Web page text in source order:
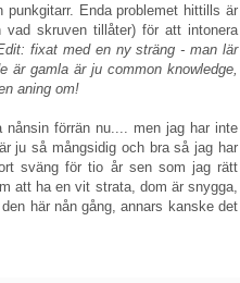
Enda problemet hittills är
skruven tillåter) för att intonera
fixat med en ny sträng - man lär
gamla är ju common knowledge,
aning om!
förrän nu.... men jag har inte
ju så mångsidig och bra så jag har
sväng för tio år sen som jag rätt
att ha en vit strata, dom är snygga,
här nån gång, annars kanske det